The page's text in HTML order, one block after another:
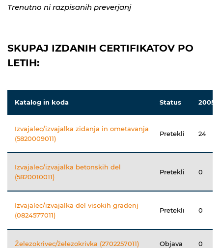
Trenutno ni razpisanih preverjanj
SKUPAJ IZDANIH CERTIFIKATOV PO
LETIH:
Katalog in koda Status 2005
Izvajalec/izvajalka zidanja in ometavanja
(5820009011)
Pretekli 24
Izvajalec/izvajalka betonskih del
(5820010011)
Pretekli 0
Izvajalec/izvajalka del visokih gradenj
(0824577011)
Pretekli 0
Železokrivec/železokrivka (2702257011) Objava 0